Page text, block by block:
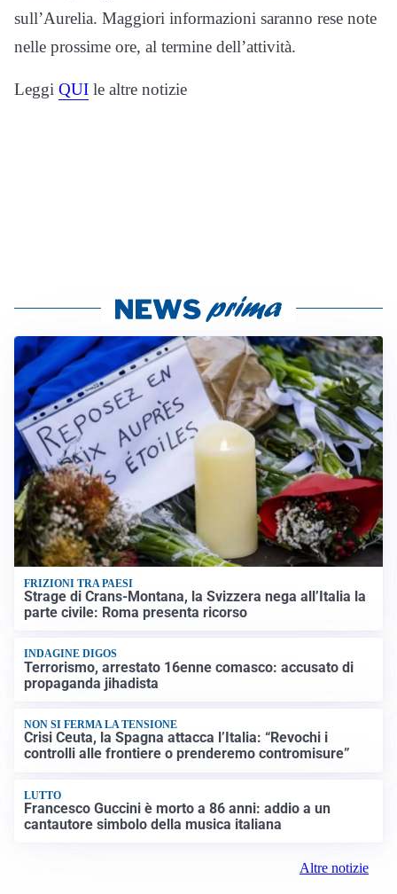
sull’Aurelia. Maggiori informazioni saranno rese note
nelle prossime ore, al termine dell’attività.
Leggi QUI le altre notizie
FRIZIONI TRA PAESI
Strage di Crans-Montana, la Svizzera nega all’Italia la
parte civile: Roma presenta ricorso
INDAGINE DIGOS
Terrorismo, arrestato 16enne comasco: accusato di
propaganda jihadista
NON SI FERMA LA TENSIONE
Crisi Ceuta, la Spagna attacca l’Italia: “Revochi i
controlli alle frontiere o prenderemo contromisure”
LUTTO
Francesco Guccini è morto a 86 anni: addio a un
cantautore simbolo della musica italiana
Altre notizie